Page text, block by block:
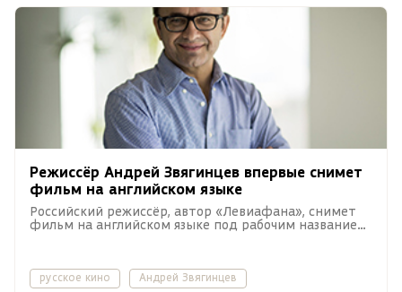
Режиссёр Андрей Звягинцев впервые снимет
фильм на английском языке
Российский режиссёр, автор «Левиафана», снимет
фильм на английском языке под рабочим названием
русское кино Андрей Звягинцев